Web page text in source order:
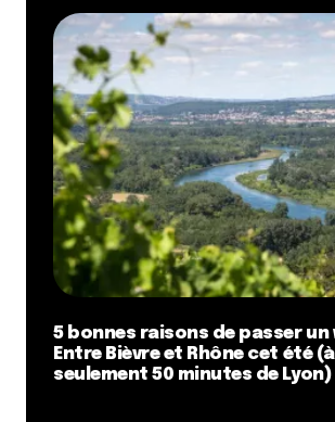
5 bonnes raisons de passer un
Entre Bièvre et Rhône cet été (à
seulement 50 minutes de Lyon)